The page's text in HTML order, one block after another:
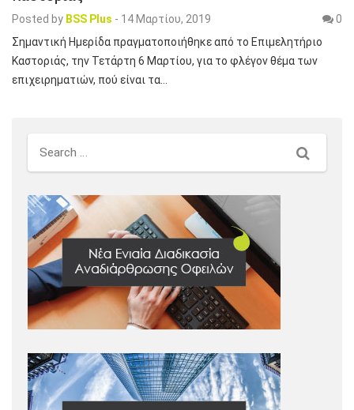
Posted by BSS Plus - 14 Μαρτίου, 2019
0
Σημαντική Ημερίδα πραγματοποιήθηκε από το Επιμελητήριο
Καστοριάς, την Τετάρτη 6 Μαρτίου, για το φλέγον θέμα των
επιχειρηματιών, πού είναι τα…
Search